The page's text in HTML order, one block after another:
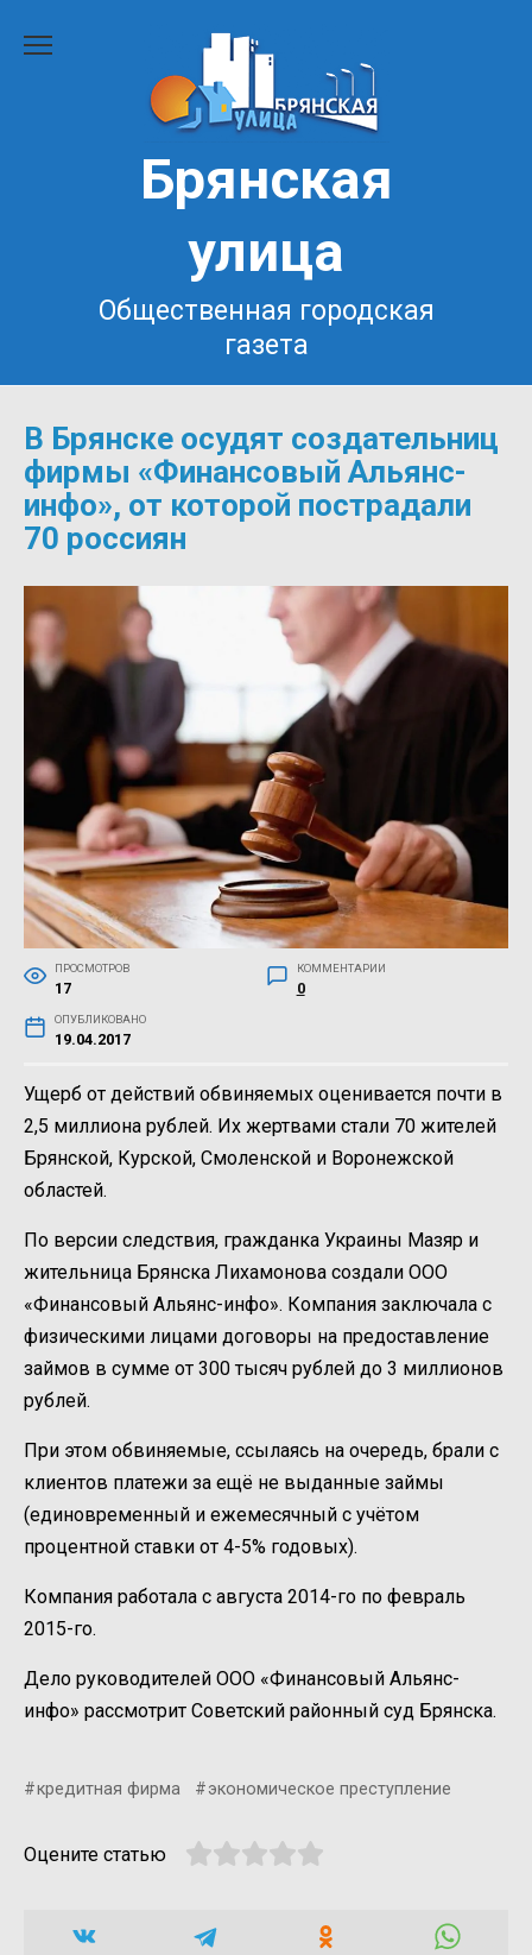
Брянская
улица
Общественная городская
газета
В Брянске осудят создательниц
фирмы «Финансовый Альянс-
инфо», от которой пострадали
70 россиян
ПРОСМОТРОВ
17
КОММЕНТАРИИ
0
ОПУБЛИКОВАНО
19.04.2017
Ущерб от действий обвиняемых оценивается почти в
2,5 миллиона рублей. Их жертвами стали 70 жителей
Брянской, Курской, Смоленской и Воронежской
областей.
По версии следствия, гражданка Украины Мазяр и
жительница Брянска Лихамонова создали ООО
«Финансовый Альянс-инфо». Компания заключала с
физическими лицами договоры на предоставление
займов в сумме от 300 тысяч рублей до 3 миллионов
рублей.
При этом обвиняемые, ссылаясь на очередь, брали с
клиентов платежи за ещё не выданные займы
(единовременный и ежемесячный с учётом
процентной ставки от 4-5% годовых).
Компания работала с августа 2014-го по февраль
2015-го.
Дело руководителей ООО «Финансовый Альянс-
инфо» рассмотрит Советский районный суд Брянска.
кредитная фирма экономическое преступление
Оцените статью